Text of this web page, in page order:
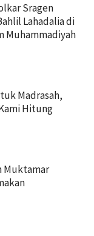
Sragen
Lahadalia di
Muhammadiyah
Madrasah,
Hitung
Muktamar